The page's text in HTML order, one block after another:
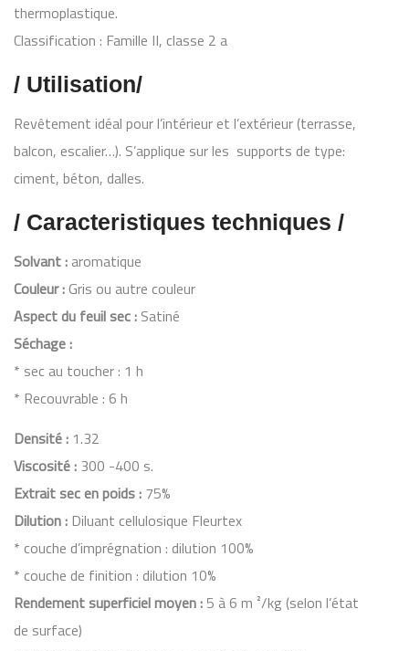
thermoplastique.
Classification : Famille II, classe 2 a
/ Utilisation/
Revêtement idéal pour l’intérieur et l’extérieur (terrasse,
balcon, escalier…). S’applique sur les supports de type:
ciment, béton, dalles.
/ Caracteristiques techniques /
Solvant : aromatique
Couleur :Gris ou autre couleur
Aspect du feuil sec : Satiné
Séchage :
* sec au toucher : 1 h
* Recouvrable : 6 h
Densité : 1.32
Viscosité : 300 -400 s.
Extrait sec en poids : 75%
Dilution : Diluant cellulosique Fleurtex
* couche d’imprégnation : dilution 100%
* couche de finition : dilution 10%
Rendement superficiel moyen : 5 à 6 m ²/kg (selon l’état
de surface)